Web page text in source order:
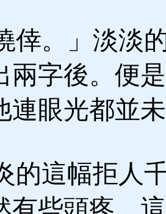
。」淡淡
兩字後。便
連眼光都並
這幅拒人
有些頭疼。